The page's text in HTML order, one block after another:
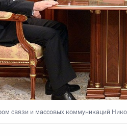
Ирана Хасаном
18:00 Астрахань
IV Каспийский
года, 17:35 Астрахань
связи и массовых коммуникаций